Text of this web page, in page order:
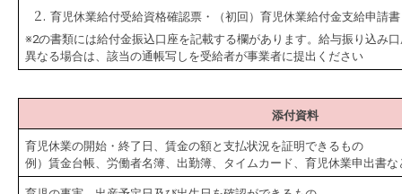
育児休業給付受給資格確認票・（初回）育児休業給付金支給申請書
※2の書類には給付金振込口座を記載する欄があります。給与振り込み
異なる場合は、該当の通帳写しを受給者が事業者に提出ください
添付資料
育児休業の開始・終了日、賃金の額と支払状況を証明できるもの
例）賃金台帳、労働者名簿、出勤簿、タイムカード、育児休業申出書な